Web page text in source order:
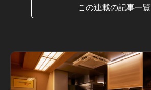
この連載の記事一覧